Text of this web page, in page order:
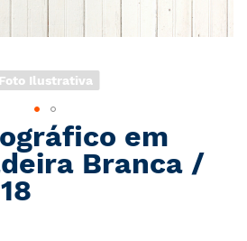
Foto Ilustrativa
em
Branca /